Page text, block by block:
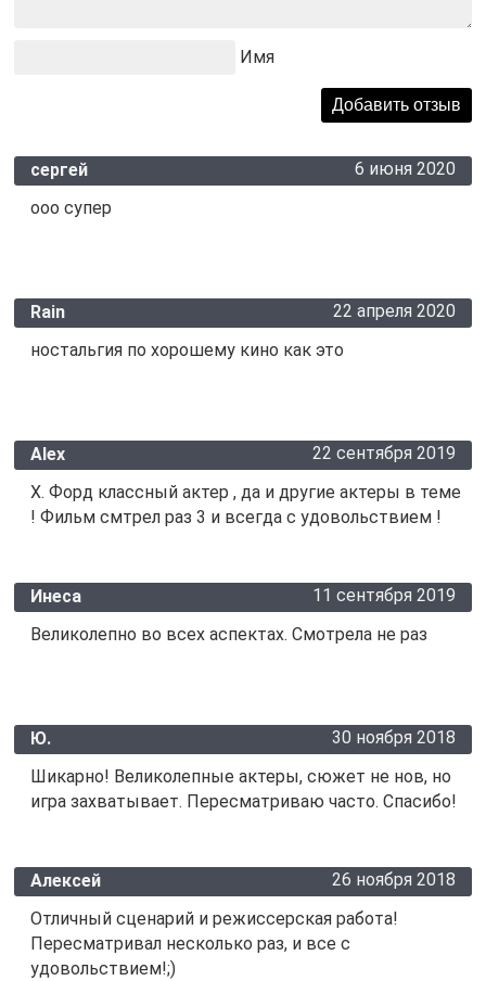
Имя
сергей
6 июня 2020
ооо супер
Rain
22 апреля 2020
ностальгия по хорошему кино как это
Alex
22 сентября 2019
Х. Форд классный актер , да и другие актеры в теме
! Фильм смтрел раз 3 и всегда с удовольствием !
Инеса
11 сентября 2019
Великолепно во всех аспектах. Смотрела не раз
Ю.
30 ноября 2018
Шикарно! Великолепные актеры, сюжет не нов, но
игра захватывает. Пересматриваю часто. Спасибо!
Алексей
26 ноября 2018
Отличный сценарий и режиссерская работа!
Пересматривал несколько раз, и все с
удовольствием!;)